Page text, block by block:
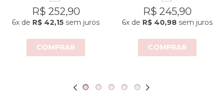
R$ 252,90
6x de R$ 42,15 sem juros
COMPRAR
R$ 245,90
6x de R$ 40,98 sem juros
COMPRAR